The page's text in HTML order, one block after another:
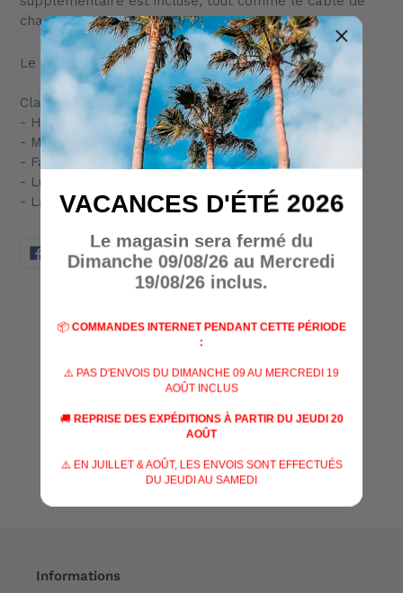
charge USB-C.
Le stylo est livré dans une boîte cadeau.
Classement :
- Haute / 120 lumens / 23 minutes
- Moyenne / 60 lumens / 40 minutes
- Faible / 20 lumens / 2 heures
- Lune / 5 lumens / 8 heures
- Laser / 0.39MW / 4 heures 30 minutes
PARTAGER PARTAGER
SUR
FACEBOOK
TWEETERTWEETER
SUR
TWITTER
ÉPINGLER
SUR
PINTEREST
Écrire un avis
Informations
VACANCES D'ÉTÉ 2026
Le magasin sera fermé du
Dimanche 09/08/26 au Mercredi
19/08/26 inclus.
📦 COMMANDES INTERNET PENDANT CETTE PÉRIODE
:
⚠️ PAS D'ENVOIS DU DIMANCHE 09 AU MERCREDI 19
AOÛT INCLUS
🚚 REPRISE DES EXPÉDITIONS À PARTIR DU JEUDI 20
AOÛT
⚠️ EN JUILLET & AOÛT, LES ENVOIS SONT EFFECTUÉS
DU JEUDI AU SAMEDI